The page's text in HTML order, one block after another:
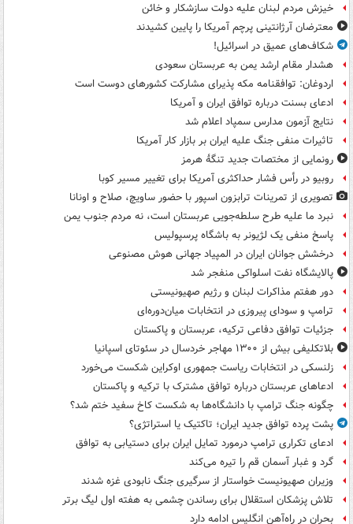
خیزش مردم لبنان علیه دولت سازشکار و خائن
معترضان آرژانتینی پرچم آمریکا را پایین کشیدند
شکاف‌های عمیق در اسرائیل!
هشدار مقام ارشد یمن به عربستان سعودی
اردوغان: توافقنامه مکه پذیرای مشارکت کشورهای دوست است
ادعای بسنت درباره توافق ایران و آمریکا
نتایج آزمون مدارس سمپاد اعلام شد
تاثیرات منفی جنگ علیه ایران بر بازار کار آمریکا
رونمایی از مختصات جدید تنگۀ هرمز
روبیو در رأس فشار حداکثری آمریکا برای تغییر مسیر کوبا
تصویری از تمرینات ترابزون اسپور با حضور ساویچ، صلاح و اونانا
نبرد ما علیه طرح سلطه‌جویی عربستان است، نه مردم جنوب یمن
پاسخ منفی یک لژیونر به باشگاه پرسپولیس
درخشش جوانان ایران در المپیاد جهانی هوش مصنوعی
پالایشگاه نفت اسلواکی منفجر شد
دور هفتم مذاکرات لبنان و رژیم صهیونیستی
ترامپ و سودای پیروزی در انتخابات میان‌دوره‌ای
جزئیات توافق دفاعی ترکیه، عربستان و پاکستان
بلاتکلیفی بیش از ۱۳۰۰ مهاجر خردسال در سئوتای اسپانیا
زلنسکی در انتخابات ریاست جمهوری اوکراین شکست می‌خورد
ادعاهای عربستان درباره توافق مشترک با ترکیه و پاکستان
چگونه جنگ ترامپ با دانشگاه‌ها به شکست کاخ سفید ختم شد؟
پشت پرده توافق جدید ایران؛ تاکتیک یا استراتژی؟
ادعای تکراری ترامپ درمورد تمایل ایران برای دستیابی به توافق
گرد و غبار آسمان قم را تیره می‌کند
وزیران صهیونیست خواستار از سرگیری جنگ نابودی غزه شدند
تلاش پزشکان استقلال برای رساندن چشمی به هفته اول لیگ برتر
بحران در راه‌آهن انگلیس ادامه دارد